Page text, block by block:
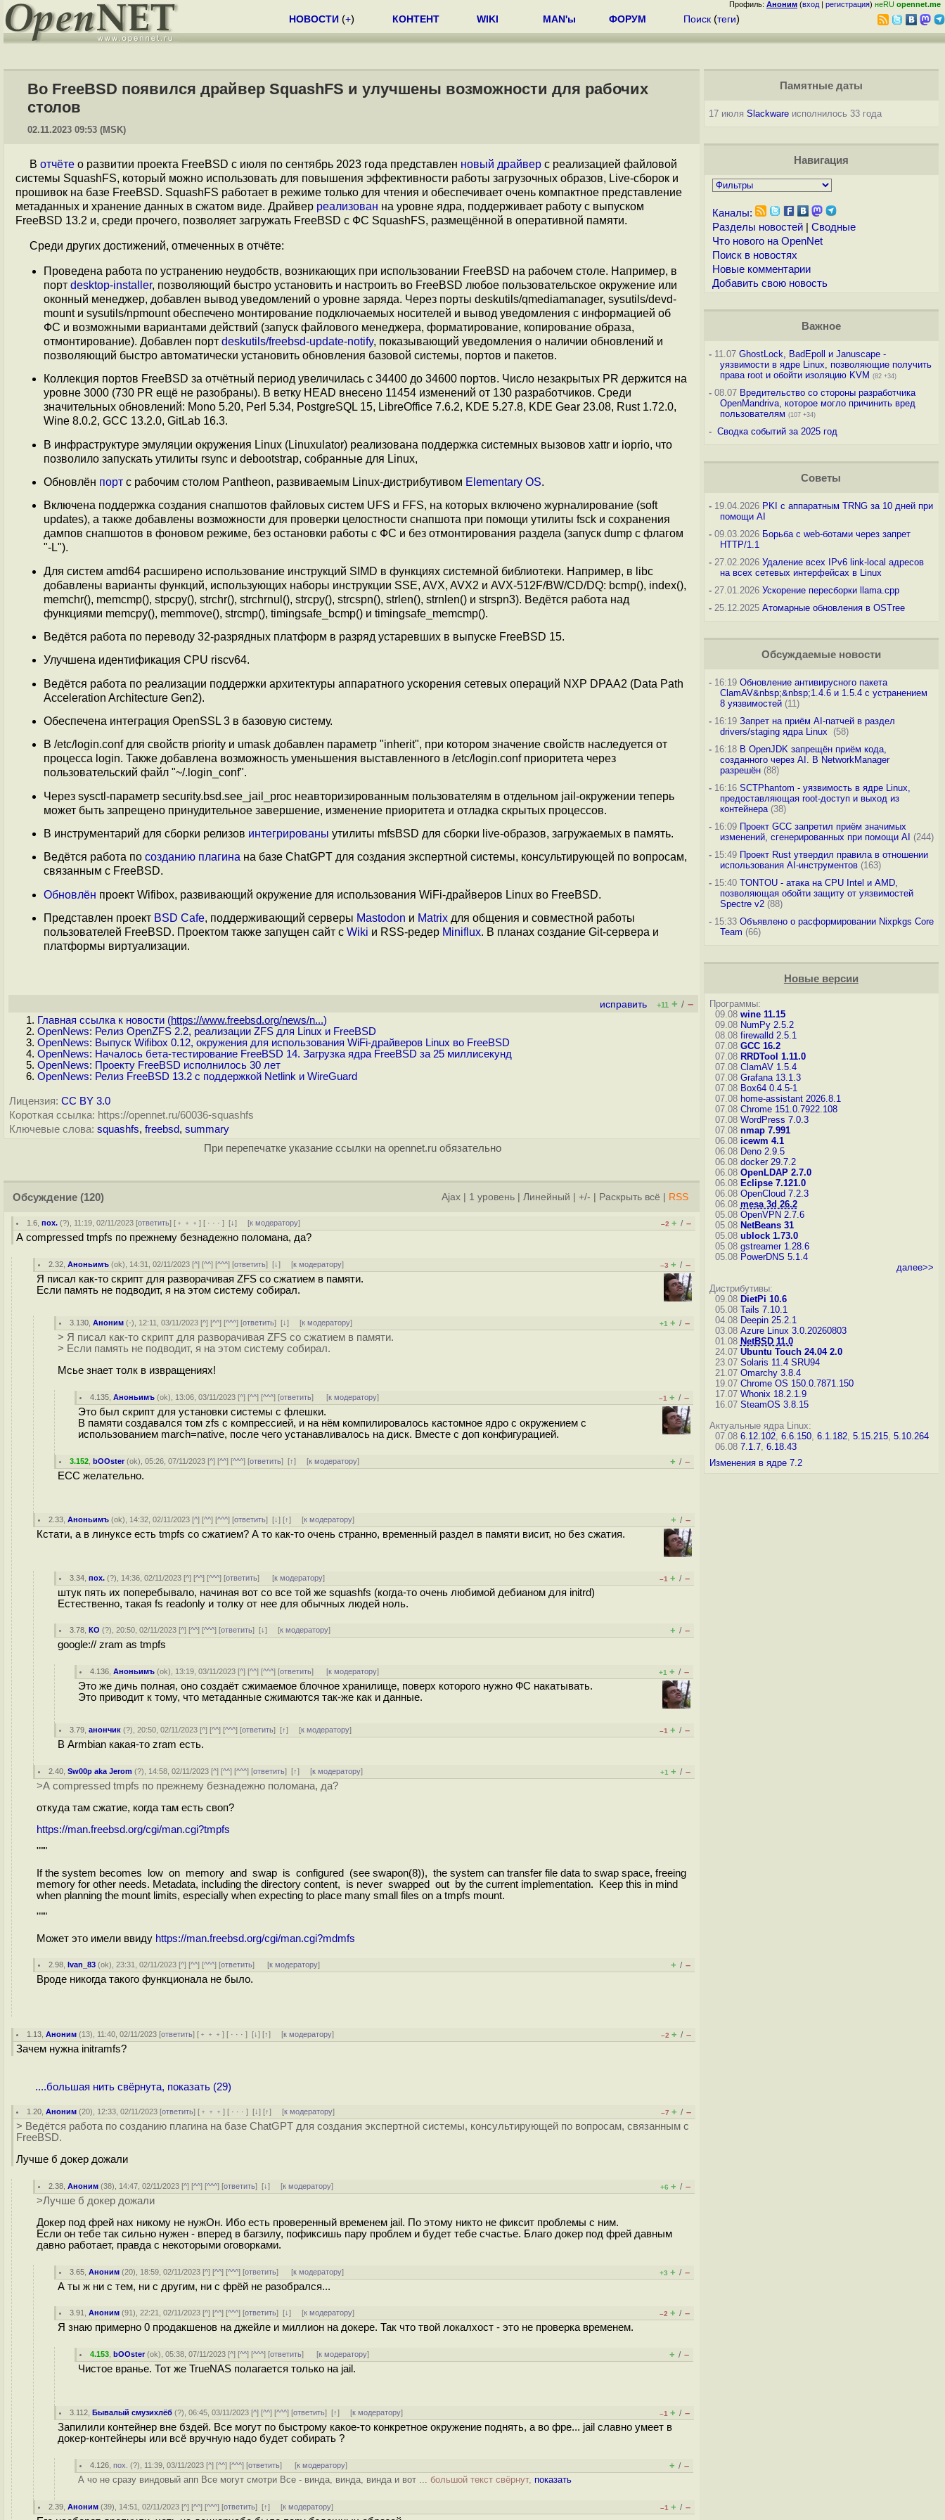
Профиль: Аноним (вход | регистрация) неRU opennet.me
НОВОСТИ (+) КОНТЕНТ WIKI MAN'ы ФОРУМ Поиск (теги)
Во FreeBSD появился драйвер SquashFS и улучшены возможности для рабочих
столов
02.11.2023 09:53 (MSK)
В отчёте о развитии проекта FreeBSD с июля по сентябрь 2023 года представлен новый драйвер с реализацией файловой
системы SquashFS, который можно использовать для повышения эффективности работы загрузочных образов, Live-сборок и
прошивок на базе FreeBSD. SquashFS работает в режиме только для чтения и обеспечивает очень компактное представление
метаданных и хранение данных в сжатом виде. Драйвер реализован на уровне ядра, поддерживает работу с выпуском
FreeBSD 13.2 и, среди прочего, позволяет загружать FreeBSD с ФС SquashFS, размещённой в оперативной памяти.
Среди других достижений, отмеченных в отчёте:
Проведена работа по устранению неудобств, возникающих при использовании FreeBSD на рабочем столе. Например, в
порт desktop-installer, позволяющий быстро установить и настроить во FreeBSD любое пользовательское окружение или
оконный менеджер, добавлен вывод уведомлений о уровне заряда. Через порты deskutils/qmediamanager, sysutils/devd-
mount и sysutils/npmount обеспечено монтирование подключаемых носителей и вывод уведомления с информацией об
ФС и возможными вариантами действий (запуск файлового менеджера, форматирование, копирование образа,
отмонтирование). Добавлен порт deskutils/freebsd-update-notify, показывающий уведомления о наличии обновлений и
позволяющий быстро автоматически установить обновления базовой системы, портов и пакетов.
Коллекция портов FreeBSD за отчётный период увеличилась с 34400 до 34600 портов. Число незакрытых PR держится на
уровне 3000 (730 PR ещё не разобраны). В ветку HEAD внесено 11454 изменений от 130 разработчиков. Среди
значительных обновлений: Mono 5.20, Perl 5.34, PostgreSQL 15, LibreOffice 7.6.2, KDE 5.27.8, KDE Gear 23.08, Rust 1.72.0,
Wine 8.0.2, GCC 13.2.0, GitLab 16.3.
В инфраструктуре эмуляции окружения Linux (Linuxulator) реализована поддержка системных вызовов xattr и ioprio, что
позволило запускать утилиты rsync и debootstrap, собранные для Linux,
Обновлён порт с рабочим столом Pantheon, развиваемым Linux-дистрибутивом Elementary OS.
Включена поддержка создания снапшотов файловых систем UFS и FFS, на которых включено журналирование (soft
updates), а также добавлены возможности для проверки целостности снапшота при помощи утилиты fsck и сохранения
дампов снапшотов в фоновом режиме, без остановки работы c ФС и без отмонтирования раздела (запуск dump с флагом
"-L").
Для систем amd64 расширено использование инструкций SIMD в функциях системной библиотеки. Например, в libc
добавлены варианты функций, использующих наборы инструкции SSE, AVX, AVX2 и AVX-512F/BW/CD/DQ: bcmp(), index(),
memchr(), memcmp(), stpcpy(), strchr(), strchrnul(), strcpy(), strcspn(), strlen(), strnlen() и strspn3). Ведётся работа над
функциями memcpy(), memmove(), strcmp(), timingsafe_bcmp() и timingsafe_memcmp().
Ведётся работа по переводу 32-разрядных платформ в разряд устаревших в выпуске FreeBSD 15.
Улучшена идентификация CPU riscv64.
Ведётся работа по реализации поддержки архитектуры аппаратного ускорения сетевых операций NXP DPAA2 (Data Path
Acceleration Architecture Gen2).
Обеспечена интеграция OpenSSL 3 в базовую систему.
В /etc/login.conf для свойств priority и umask добавлен параметр "inherit", при котором значение свойств наследуется от
процесса login. Также добавлена возможность уменьшения выставленного в /etc/login.conf приоритета через
пользовательский файл "~/.login_conf".
Через sysctl-параметр security.bsd.see_jail_proc неавторизированным пользователям в отдельном jail-окружении теперь
может быть запрещено принудительное завершение, изменение приоритета и отладка скрытых процессов.
В инструментарий для сборки релизов интегрированы утилиты mfsBSD для сборки live-образов, загружаемых в память.
Ведётся работа по созданию плагина на базе ChatGPT для создания экспертной системы, консультирующей по вопросам,
связанным с FreeBSD.
Обновлён проект Wifibox, развивающий окружение для использования WiFi-драйверов Linux во FreeBSD.
Представлен проект BSD Cafe, поддерживающий серверы Mastodon и Matrix для общения и совместной работы
пользователей FreeBSD. Проектом также запущен сайт с Wiki и RSS-редер Miniflux. В планах создание Git-сервера и
платформы виртуализации.
исправить +11 + / –
Главная ссылка к новости (https://www.freebsd.org/news/n...)
OpenNews: Релиз OpenZFS 2.2, реализации ZFS для Linux и FreeBSD
OpenNews: Выпуск Wifibox 0.12, окружения для использования WiFi-драйверов Linux во FreeBSD
OpenNews: Началось бета-тестирование FreeBSD 14. Загрузка ядра FreeBSD за 25 миллисекунд
OpenNews: Проекту FreeBSD исполнилось 30 лет
OpenNews: Релиз FreeBSD 13.2 с поддержкой Netlink и WireGuard
Лицензия: CC BY 3.0
Короткая ссылка: https://opennet.ru/60036-squashfs
Ключевые слова: squashfs, freebsd, summary
При перепечатке указание ссылки на opennet.ru обязательно
Обсуждение (120) Ajax 1 уровень Линейный +/- Раскрыть всё RSS
1.6 ,пох. (?), 11:19, 02/11/2023 [ответить] [ ﹢﹢﹢] [ · · ·][↓] [к модератору] –2 + / –
А compressed tmpfs по прежнему безнадежно поломана, да?
2.32 ,Аноньимъ (ok), 14:31, 02/11/2023 [^] [^^] [^^^] [ответить][↓] [к модератору] –3 + / –
Я писал как-то скрипт для разворачивая ZFS со сжатием в памяти.
Если память не подводит, я на этом систему собирал.
3.130 ,Аноним (-), 12:11, 03/11/2023 [^] [^^] [^^^] [ответить][↓] [к модератору] +1 + / –
> Я писал как-то скрипт для разворачивая ZFS со сжатием в памяти.
> Если память не подводит, я на этом систему собирал.
Мсье знает толк в извращениях!
4.135 ,Аноньимъ (ok), 13:06, 03/11/2023 [^] [^^] [^^^] [ответить] [к модератору] –1 + / –
Это был скрипт для установки системы с флешки.
В памяти создавался том zfs с компрессией, и на нём компилировалось кастомное ядро с окружением с
использованием march=native, после чего устанавливалось на диск. Вместе с доп конфигурацией.
3.152 ,bOOster(ok), 05:26, 07/11/2023 [^] [^^] [^^^] [ответить][↑] [к модератору] + / –
ECC желательно.
2.33 ,Аноньимъ (ok), 14:32, 02/11/2023 [^] [^^] [^^^] [ответить][↓] [↑] [к модератору] + / –
Кстати, а в линуксе есть tmpfs со сжатием? А то как-то очень странно, временный раздел в памяти висит, но без сжатия.
3.34 ,пох. (?), 14:36, 02/11/2023 [^] [^^] [^^^] [ответить] [к модератору] –1 + / –
штук пять их поперебывало, начиная вот со все той же squashfs (когда-то очень любимой дебианом для initrd)
Естественно, такая fs readonly и толку от нее для обычных людей ноль.
3.78 ,КО (?), 20:50, 02/11/2023 [^] [^^] [^^^] [ответить][↓] [к модератору] + / –
google:// zram as tmpfs
4.136 ,Аноньимъ (ok), 13:19, 03/11/2023 [^] [^^] [^^^] [ответить] [к модератору] +1 + / –
Это же дичь полная, оно создаёт сжимаемое блочное хранилище, поверх которого нужно ФС накатывать.
Это приводит к тому, что метаданные сжимаются так-же как и данные.
3.79 ,анончик (?), 20:50, 02/11/2023 [^] [^^] [^^^] [ответить][↑] [к модератору] –1 + / –
В Armbian какая-то zram есть.
2.40 ,Sw00p aka Jerom (?), 14:58, 02/11/2023 [^] [^^] [^^^] [ответить][↑] [к модератору] +1 + / –
>А compressed tmpfs по прежнему безнадежно поломана, да?
откуда там сжатие, когда там есть своп?
https://man.freebsd.org/cgi/man.cgi?tmpfs
"""
If the system becomes low on memory and swap is configured (see swapon(8)), the system can transfer file data to swap space, freeing
memory for other needs. Metadata, including the directory content, is never swapped out by the current implementation. Keep this in mind
when planning the mount limits, especially when expecting to place many small files on a tmpfs mount.
"""
Может это имели ввиду https://man.freebsd.org/cgi/man.cgi?mdmfs
2.98 ,Ivan_83 (ok), 23:31, 02/11/2023 [^] [^^] [^^^] [ответить] [к модератору] + / –
Вроде никогда такого функционала не было.
1.13 ,Аноним (13), 11:40, 02/11/2023 [ответить] [ ﹢﹢﹢] [ · · ·][↓] [↑] [к модератору] –2 + / –
Зачем нужна initramfs?
....большая нить свёрнута, показать (29)
1.20 ,Аноним (20), 12:33, 02/11/2023 [ответить] [ ﹢﹢﹢] [ · · ·][↓] [↑] [к модератору] –7 + / –
> Ведётся работа по созданию плагина на базе ChatGPT для создания экспертной системы, консультирующей по вопросам, связанным с
FreeBSD.
Лучше б докер дожали
2.38 ,Аноним (38), 14:47, 02/11/2023 [^] [^^] [^^^] [ответить][↓] [к модератору] +6 + / –
>Лучше б докер дожали
Докер под фрей нах никому не нужОн. Ибо есть проверенный временем jail. По этому никто не фиксит проблемы с ним.
Если он тебе так сильно нужен - вперед в багзилу, пофиксишь пару проблем и будет тебе счастье. Благо докер под фрей давным
давно работает, правда с некоторыми оговорками.
3.65 ,Аноним (20), 18:59, 02/11/2023 [^] [^^] [^^^] [ответить] [к модератору] +3 + / –
А ты ж ни с тем, ни с другим, ни с фрёй не разобрался...
3.91 ,Аноним (91), 22:21, 02/11/2023 [^] [^^] [^^^] [ответить][↓] [к модератору] –2 + / –
Я знаю примерно 0 продакшенов на джейле и миллион на докере. Так что твой локалхост - это не проверка временем.
4.153 ,bOOster(ok), 05:38, 07/11/2023 [^] [^^] [^^^] [ответить] [к модератору] + / –
Чистое вранье. Тот же TrueNAS полагается только на jail.
3.112 ,Бывалый смузихлёб (?), 06:45, 03/11/2023 [^] [^^] [^^^] [ответить][↑] [к модератору] –1 + / –
Запилили контейнер вне бздей. Все могут по быстрому какое-то конкретное окружение поднять, а во фре... jail славно умеет в
докер-контейнеры или всё вручную надо будет собирать ?
4.126 ,пох. (?), 11:39, 03/11/2023 [^] [^^] [^^^] [ответить] [к модератору] + / –
А чо не сразу виндовый апп Все могут смотри Все - винда, винда, винда и вот ... большой текст свёрнут, показать
2.39 ,Аноним (39), 14:51, 02/11/2023 [^] [^^] [^^^] [ответить][↑] [к модератору] –1 + / –
Памятные даты
17 июля Slackwareисполнилось 33 года
Навигация
Каналы:
Разделы новостей| Сводные
Что нового на OpenNet
Поиск в новостях
Новые комментарии
Добавить свою новость
Важное
-11.07 GhostLock, BadEpoll и Januscape -
уязвимости в ядре Linux, позволяющие получить
права root и обойти изоляцию KVM (82 +34)
-08.07 Вредительство со стороны разработчика
OpenMandriva, которое могло причинить вред
пользователям (107 +34)
- Сводка событий за 2025 год
Советы
-19.04.2026 PKI с аппаратным TRNG за 10 дней при
помощи AI
-09.03.2026 Борьба с web-ботами через запрет
HTTP/1.1
-27.02.2026 Удаление всех IPv6 link-local адресов
на всех сетевых интерфейсах в Linux
-27.01.2026 Ускорение пересборки llama.cpp
-25.12.2025 Атомарные обновления в OSTree
Обсуждаемые новости
-16:19 Обновление антивирусного пакета
ClamAV&nbsp;&nbsp;1.4.6 и 1.5.4 с устранением
8 уязвимостей(11)
-16:19 Запрет на приём AI-патчей в раздел
drivers/staging ядра Linux
(58)
-16:18 В OpenJDK запрещён приём кода,
созданного через AI. В NetworkManager
разрешён(88)
-16:16 SCTPhantom - уязвимость в ядре Linux,
предоставляющая root-доступ и выход из
контейнера(38)
-16:09 Проект GCC запретил приём значимых
изменений, сгенерированных при помощи AI (244)
-15:49 Проект Rust утвердил правила в отношении
использования AI-инструментов(163)
-15:40 TONTOU - атака на CPU Intel и AMD,
позволяющая обойти защиту от уязвимостей
Spectre v2(88)
-15:33 Объявлено о расформировании Nixpkgs Core
Team (66)
Новые версии
Программы:
09.08 wine 11.15
09.08 NumPy 2.5.2
08.08 firewalld 2.5.1
07.08 GCC 16.2
07.08 RRDTool 1.11.0
07.08 ClamAV 1.5.4
07.08 Grafana 13.1.3
07.08 Box64 0.4.5-1
07.08 home-assistant 2026.8.1
07.08 Chrome 151.0.7922.108
07.08 WordPress 7.0.3
07.08 nmap 7.991
06.08 icewm 4.1
06.08 Deno 2.9.5
06.08 docker 29.7.2
06.08 OpenLDAP 2.7.0
06.08 Eclipse 7.121.0
06.08 OpenCloud 7.2.3
06.08 mesa 3d 26.2
05.08 OpenVPN 2.7.6
05.08 NetBeans 31
05.08 ublock 1.73.0
05.08 gstreamer 1.28.6
05.08 PowerDNS 5.1.4
далее>>
Дистрибутивы:
09.08 DietPi 10.6
05.08 Tails 7.10.1
04.08 Deepin 25.2.1
03.08 Azure Linux 3.0.20260803
01.08 NetBSD 11.0
24.07 Ubuntu Touch 24.04 2.0
23.07 Solaris 11.4 SRU94
21.07 Omarchy 3.8.4
19.07 Chrome OS 150.0.7871.150
17.07 Whonix 18.2.1.9
16.07 SteamOS 3.8.15
Актуальные ядра Linux:
07.08 6.12.102, 6.6.150, 6.1.182, 5.15.215, 5.10.264
06.08 7.1.7, 6.18.43
Изменения в ядре 7.2